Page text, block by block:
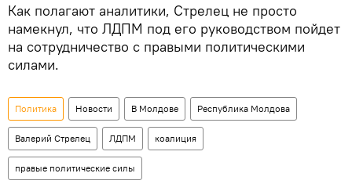
Как полагают аналитики, Стрелец не просто
намекнул, что ЛДПМ под его руководством пойдет
на сотрудничество с правыми политическими
силами.
Политика Новости В Молдове Республика Молдова
Валерий Стрелец ЛДПМ коалиция
правые политические силы